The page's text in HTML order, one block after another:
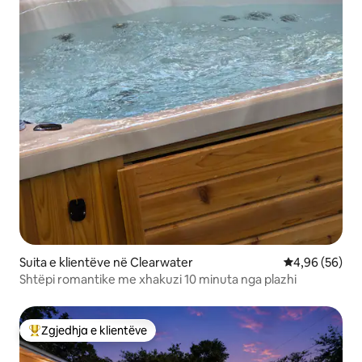
Suita e klientëve në Clearwater Vlerësimi
4,96 (56)
Shtëpi romantike me xhakuzi 10 minuta nga plazhi
Më të mirat e zgjedhjeve të klientëve
Zgjedhja e klientëve